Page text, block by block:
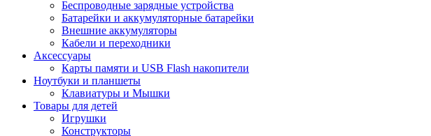
Беспроводные зарядные устройства
Батарейки и аккумуляторные батарейки
Внешние аккумуляторы
Кабели и переходники
Аксессуары
Карты памяти и USB Flash накопители
Ноутбуки и планшеты
Клавиатуры и Мышки
Товары для детей
Игрушки
Конструкторы